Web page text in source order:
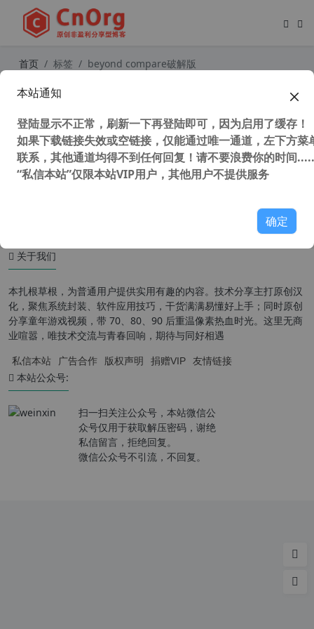
首页 标签 beyond compare破解版
Beyond Compare v4.4.4 x64 汉化中
关于我们
本扎根草根，为普通用户提供实用有趣的内容。技术分享主打原创汉
化，聚焦系统封装、软件应用技巧，干货满满易懂好上手；同时原创
分享童年游戏视频，带 70、80、90 后重温像素热血时光。这里无商
业喧嚣，唯技术交流与青春回响，期待与同好相遇
私信本站 广告合作 版权声明 捐赠VIP 友情链接
本站公众号:
扫一扫关注公众号，本站微信公
众号仅用于获取解压密码，谢绝
私信留言，拒绝回复。
微信公众号不引流，不回复。
本站通知
登陆显示不正常，刷新一下再登陆即可，因为启用了缓存！
如果下载链接失效或空链接，仅能通过唯一通道，左下方菜
联系，其他通道均得不到任何回复！请不要浪费你的时间
“私信本站”仅限本站VIP用户，其他用户不提供服务
确定